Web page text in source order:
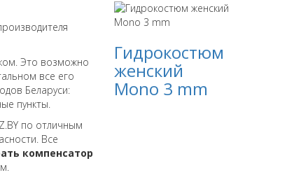
Это возможно
все его
Беларуси:
пункты.
по отличным
Все
компенсатор
Гидрокостюм
женский
Mono 3 mm